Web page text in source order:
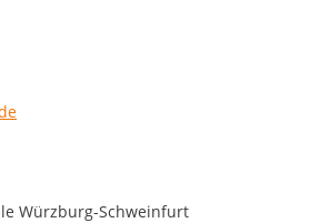
Würzburg-Schweinfurt